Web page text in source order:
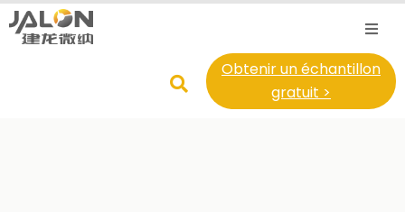
Obtenir un échantillon
gratuit >